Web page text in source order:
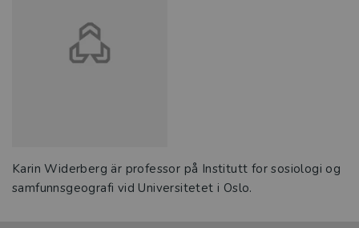
Karin Widerberg är professor på Institutt for sosiologi og
samfunnsgeografi vid Universitetet i Oslo.